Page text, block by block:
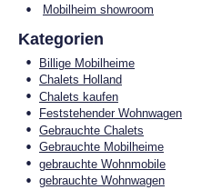
Mobilheim showroom
Kategorien
Billige Mobilheime
Chalets Holland
Chalets kaufen
Feststehender Wohnwagen
Gebrauchte Chalets
Gebrauchte Mobilheime
gebrauchte Wohnmobile
gebrauchte Wohnwagen